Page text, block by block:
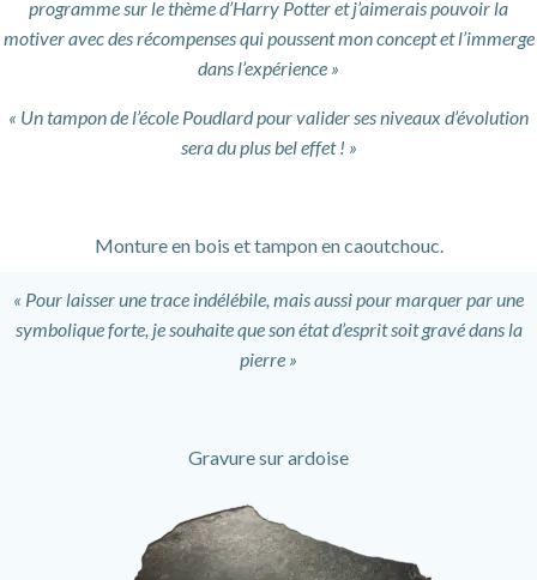
programme sur le thème d’Harry Potter et j’aimerais pouvoir la
motiver avec des récompenses qui poussent mon concept et l’immerge
dans l’expérience »
« Un tampon de l’école Poudlard pour valider ses niveaux d’évolution
sera du plus bel effet ! »
Monture en bois et tampon en caoutchouc.
« Pour laisser une trace indélébile, mais aussi pour marquer par une
symbolique forte, je souhaite que son état d’esprit soit gravé dans la
pierre »
Gravure sur ardoise